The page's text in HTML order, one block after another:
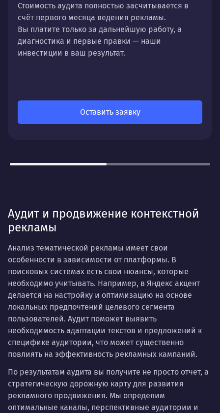
Стоимость аудита полностью засчитывается в
счёт первого месяца ведения рекламы.
Вы платите только за дальнейшую работу, а
диагностика и первые правки — наши
инвестиции в ваш результат.
Оставить заявку
Аудит и продвижение контекстной
рекламы
Анализ тематической рекламы имеет свои
особенности в зависимости от платформы. В
поисковых системах есть свои нюансы, которые
необходимо учитывать. Например, в Яндекс акцент
делается на настройку и оптимизацию на основе
локальных предпочтений целевого сегмента
пользователей. Аудит поможет выявить
необходимость адаптации текстов и предложений к
специфике аудитории, что может существенно
повлиять на эффективность рекламных кампаний.
По результатам аудита вы получите не просто отчет, а
стратегическую дорожную карту для развития
рекламного продвижения. Мы определим
оптимальные каналы, перспективные аудитории и